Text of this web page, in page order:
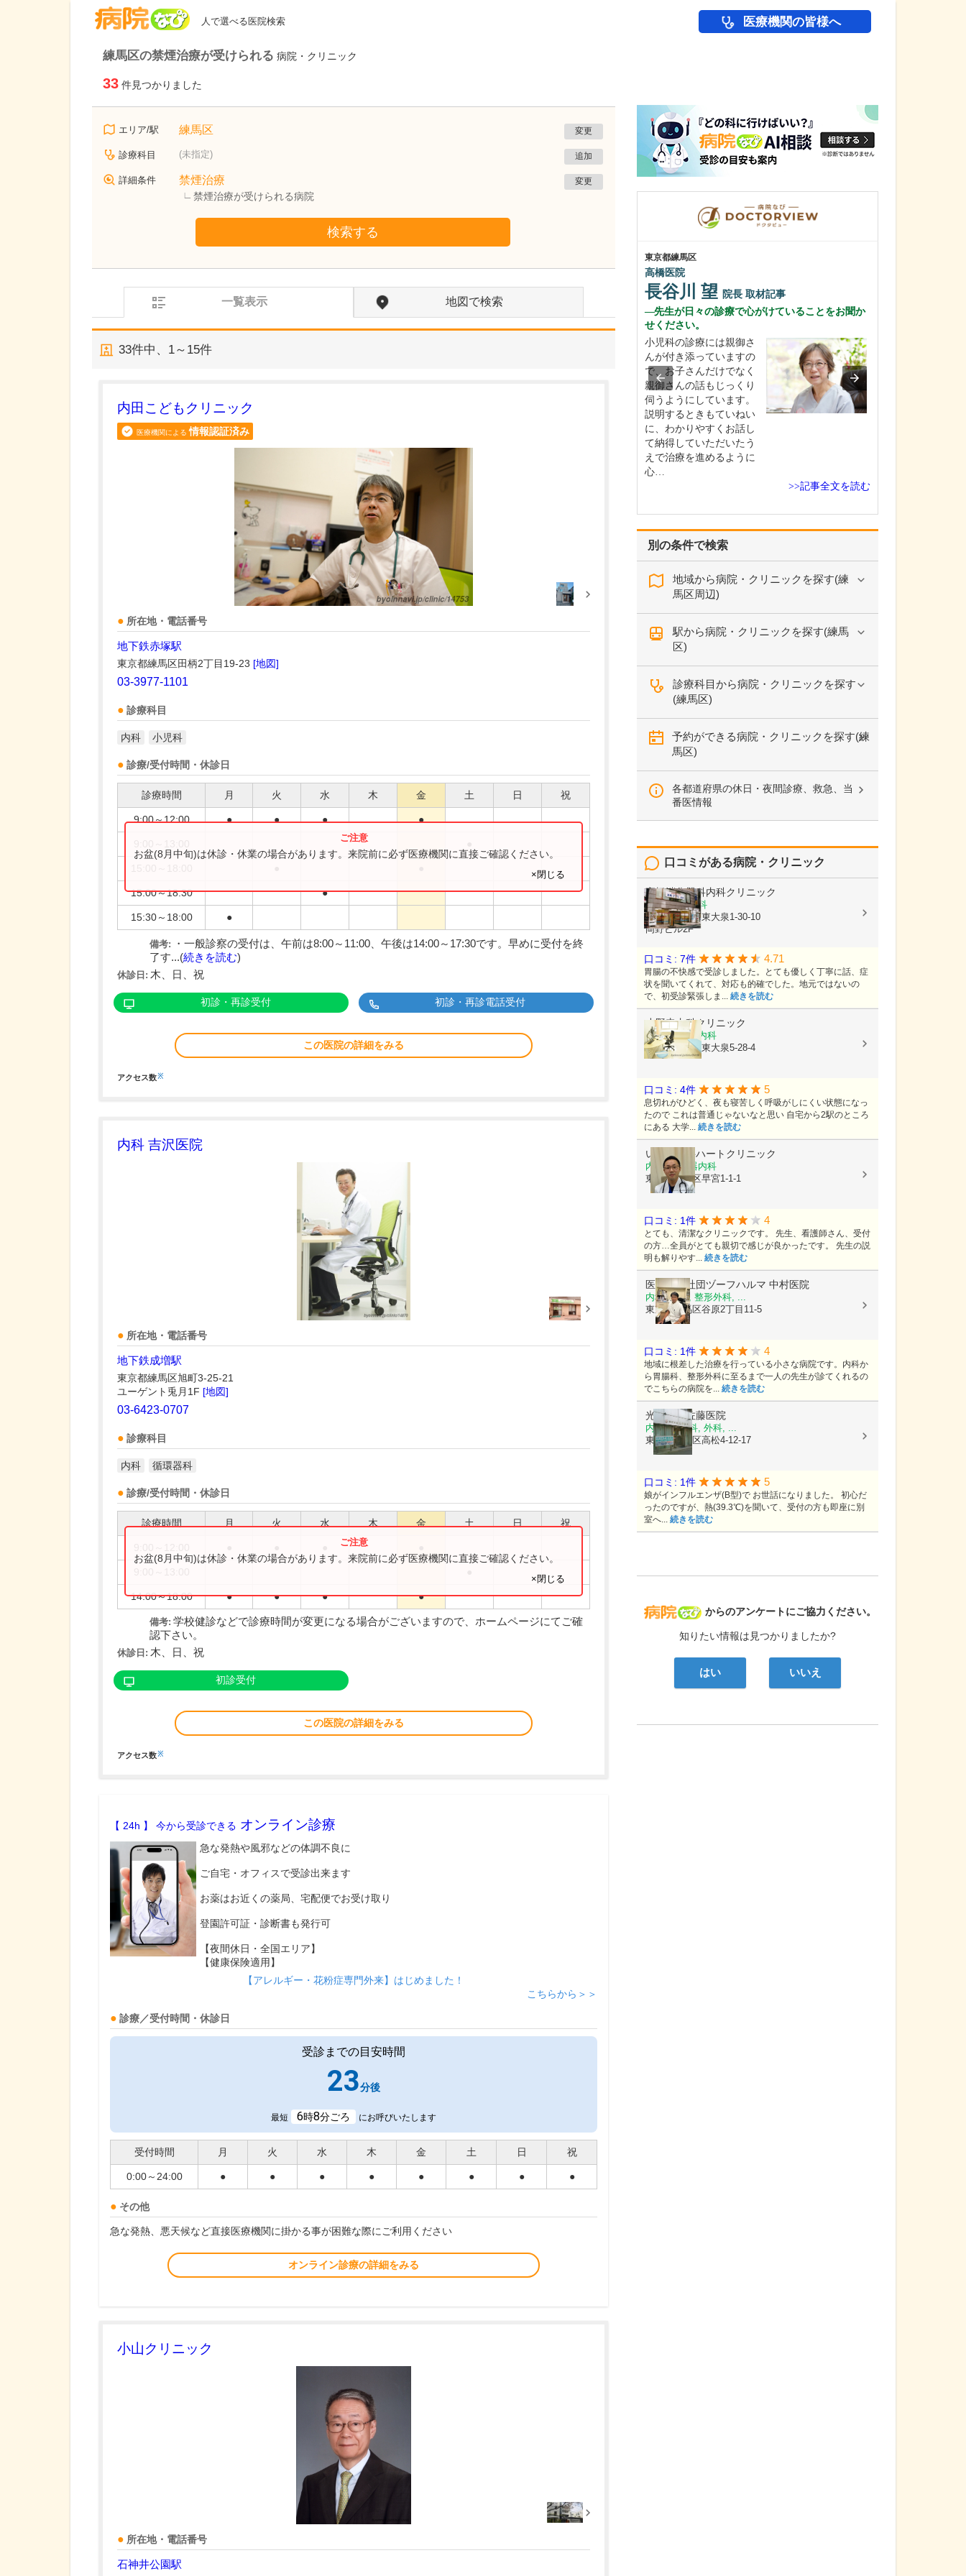
人で選べる医院検索 医療機関の皆様へ
練馬区の禁煙治療が受けられる 病院・クリニック
33 件見つかりました
エリア/駅 練馬区 変更
診療科目 (未指定) 追加
詳細条件 禁煙治療
禁煙治療が受けられる病院
変更
検索する
一覧表示 地図で検索
33件中、 1～15件
内田こどもクリニック
医療機関による 情報認証済み
所在地・電話番号
地下鉄赤塚駅
東京都練馬区田柄2丁目19-23 [地図]
03-3977-1101
診療科目
内科 小児科
診療/受付時間・休診日
診療時間 月 火 水 木 金 土 日 祝
9:00～12:00 ● ● ● ●
15:00～18:30 ●
15:30～18:00 ●
お盆(8月中旬)は休診・休業の場合があります。来院前に必ず医療機関に直接ご確認ください。
×閉じる
備考:
・一般診察の受付は、午前は8:00～11:00、午後は14:00～17:30です。早めに受付を終
了す...(続きを読む)
休診日: 木、日、祝
初診・再診受付 初診・再診電話受付
この医院の詳細をみる
アクセス数※
内科 吉沢医院
所在地・電話番号
地下鉄成増駅
東京都練馬区旭町3-25-21
ユーゲント兎月1F [地図]
03-6423-0707
診療科目
内科 循環器科
診療/受付時間・休診日
診療時間 月 火 水 木 金 土 日 祝
14:00～18:00 ● ● ● ●
お盆(8月中旬)は休診・休業の場合があります。来院前に必ず医療機関に直接ご確認ください。
×閉じる
備考: 学校健診などで診療時間が変更になる場合がございますので、ホームページにてご確
認下さい。
休診日: 木、日、祝
初診受付
この医院の詳細をみる
アクセス数※
【 24h 】 今から受診できる オンライン診療
急な発熱や風邪などの体調不良に
ご自宅・オフィスで受診出来ます
お薬はお近くの薬局、宅配便でお受け取り
登園許可証・診断書も発行可
【夜間休日・全国エリア】
【健康保険適用】
【アレルギー・花粉症専門外来】はじめました！
こちらから＞＞
診療／受付時間・休診日
受診までの目安時間
23分後
最短 6時8分ごろ にお呼びいたします
受付時間 月 火 水 木 金 土 日 祝
0:00～24:00 ● ● ● ● ● ● ● ●
その他
急な発熱、悪天候など直接医療機関に掛かる事が困難な際にご利用ください
オンライン診療の詳細をみる
小山クリニック
所在地・電話番号
石神井公園駅
別の条件で検索
地域から病院・クリニックを探す(練
馬区周辺)
駅から病院・クリニックを探す(練馬
区)
診療科目から病院・クリニックを探す
(練馬区)
予約ができる病院・クリニックを探す(練
馬区)
各都道府県の休日・夜間診療、救急、当
番医情報
病院なび
からのアンケートにご協力ください。
知りたい情報は見つかりましたか?
はい いいえ
口コミがある病院・クリニック
高橋消化器科内科クリニック
消化器科, 内科
東京都練馬区東大泉1-30-10
岡野ビル2F
口コミ: 7件 4.71
胃腸の不快感で受診しました。とても優しく丁寧に話、症
状を聞いてくれて、対応も的確でした。地元ではないの
で、初受診緊張しま... 続きを読む
小野寺内科クリニック
内科, 循環器内科
東京都練馬区東大泉5-28-4
口コミ: 4件 5
息切れがひどく、夜も寝苦しく呼吸がしにくい状態になっ
たので これは普通じゃないなと思い 自宅から2駅のところ
にある 大学... 続きを読む
いしだ内科ハートクリニック
内科, 循環器内科
東京都練馬区早宮1-1-1
口コミ: 1件 4
とても、清潔なクリニックです。 先生、看護師さん、受付
の方…全員がとても親切で感じが良かったです。 先生の説
明も解りやす... 続きを読む
医療法人社団ヅーフハルマ 中村医院
内科, 外科, 整形外科, ...
東京都練馬区谷原2丁目11-5
口コミ: 1件 4
地域に根差した治療を行っている小さな病院です。内科か
ら胃腸科、整形外科に至るまで一人の先生が診てくれるの
でこちらの病院を... 続きを読む
光が丘南佐藤医院
内科, 小児科, 外科, ...
東京都練馬区高松4-12-17
口コミ: 1件 5
娘がインフルエンザ(B型)で お世話になりました。 初心だ
ったのですが、熱(39.3℃)を聞いて、受付の方も即座に別
室へ... 続きを読む
東京都練馬区
高橋医院
長谷川 望 院長 取材記事
先生が日々の診療で心がけていることをお聞か
せください。
小児科の診療には親御さ
んが付き添っていますの
で、お子さんだけでなく
親御さんの話もじっくり
伺うようにしています。
説明するときもていねい
に、わかりやすくお話し
て納得していただいたう
えで治療を進めるように
心…
>>記事全文を読む
とじま内科クリニック
戸島 洋一院長
特に力を入れている診療について教えてくださ
状の有無を丁寧…